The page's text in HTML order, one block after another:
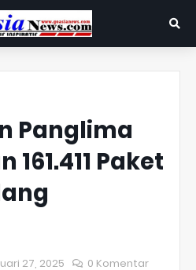
Panglima
161.411 Paket
27, 2025 0 Komentar